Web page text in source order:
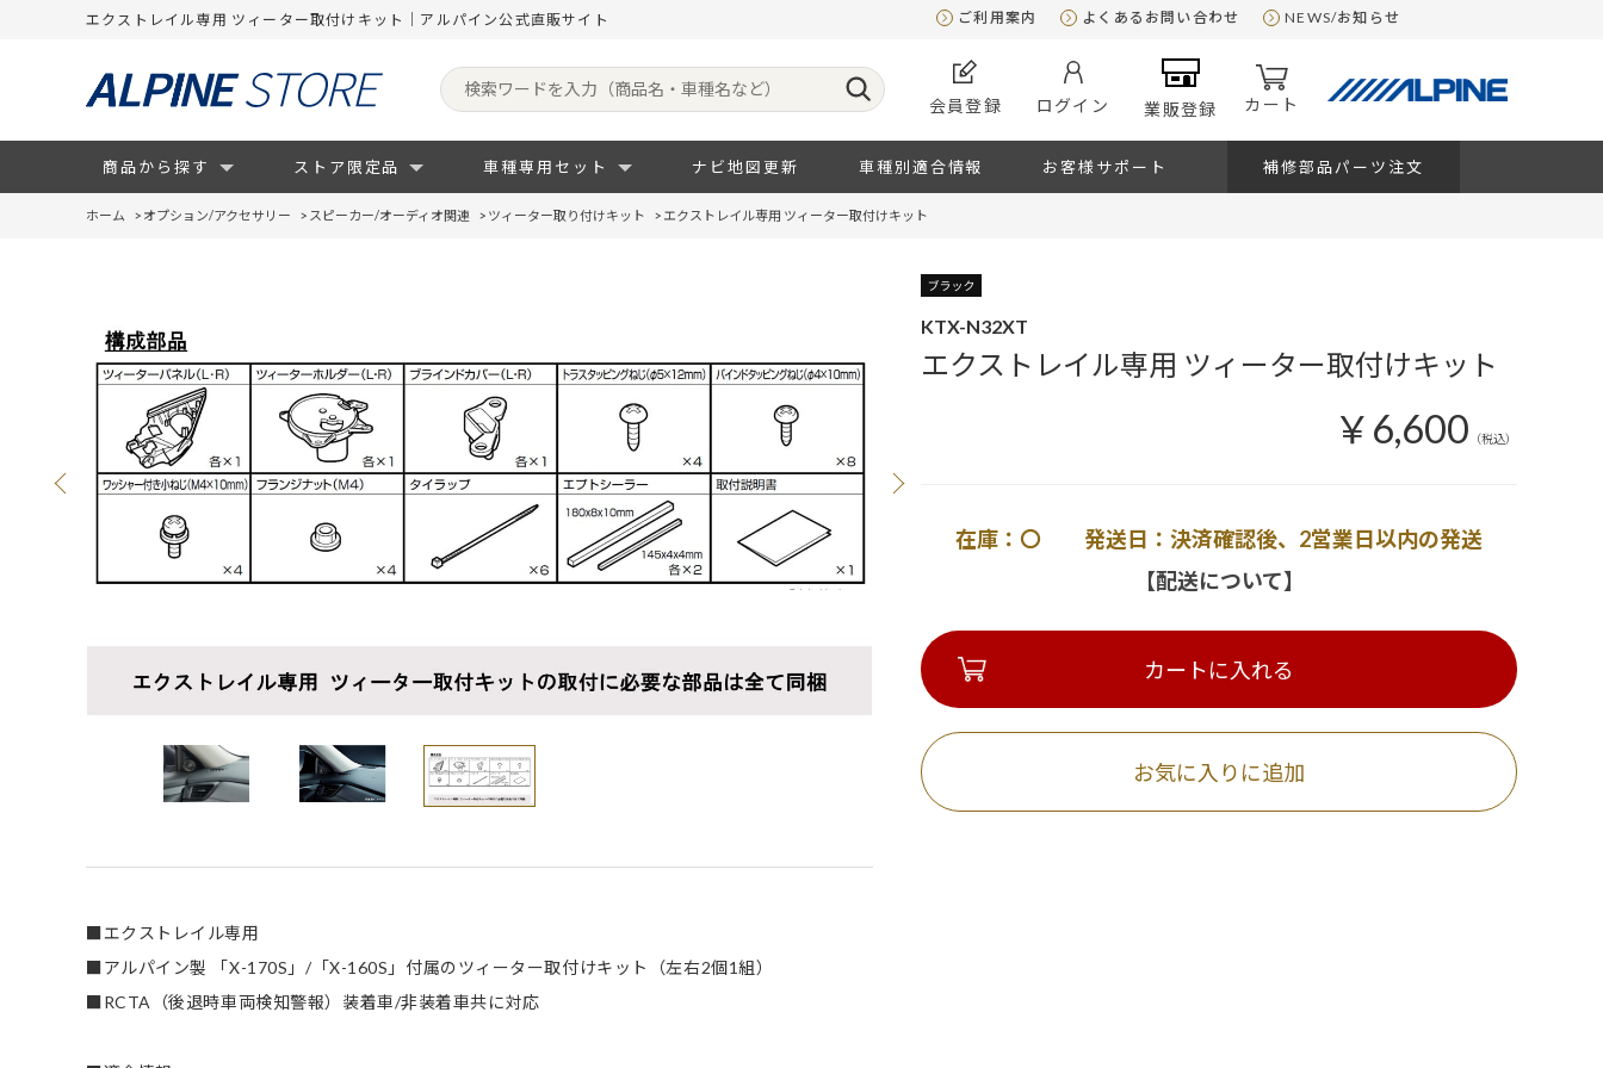
エクストレイル専用 ツィーター取付けキット｜アルパイン公式直販サイト ご利用案内 よくあるお問い合わせ NEWS/お知らせ
会員登録 ログイン 業販登録 カート
商品から探す ストア限定品 車種専用セット ナビ地図更新 車種別適合情報 お客様サポート 補修部品パーツ注文
ホーム > オプション/アクセサリー > スピーカー/オーディオ関連 > ツィーター取り付けキット > エクストレイル専用 ツィーター取付けキット
■エクストレイル専用
■アルパイン製 「X-170S」/「X-160S」付属のツィーター取付けキット（左右2個1組）
■RCTA（後退時車両検知警報）装着車/非装着車共に対応
KTX-N32XT
エクストレイル専用 ツィーター取付けキット
￥6,600 （税込）
在庫：〇 発送日：決済確認後、2営業日以内の発送
【配送について】
カートに入れる
お気に入りに追加